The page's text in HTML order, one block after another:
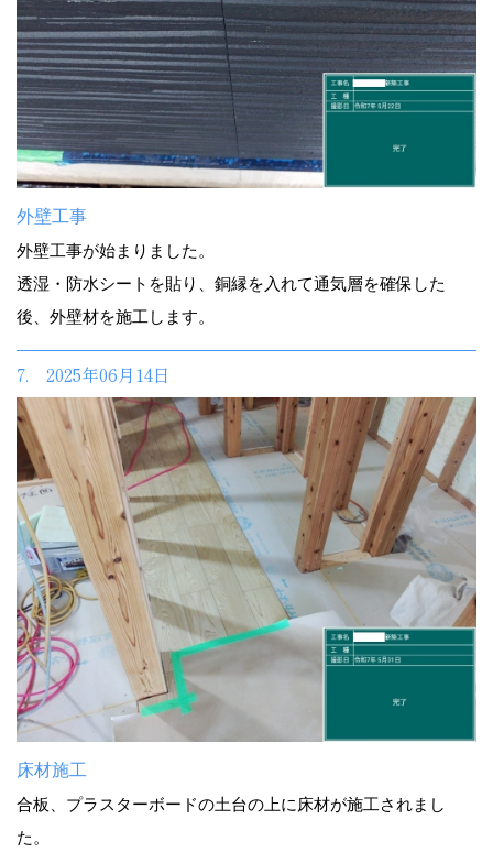
外壁工事
外壁工事が始まりました。
透湿・防水シートを貼り、銅縁を入れて通気層を確保した
後、外壁材を施工します。
7. 2025年06月14日
床材施工
合板、プラスターボードの土台の上に床材が施工されまし
た。